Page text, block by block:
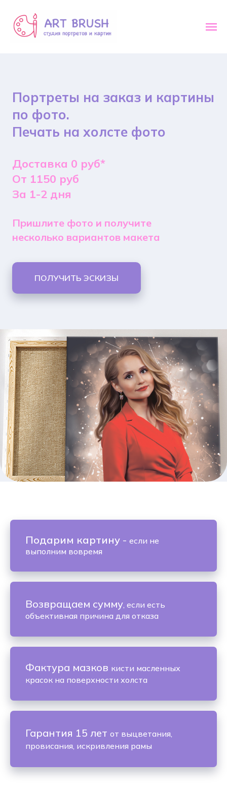
Портреты на заказ и картины
по фото.
Печать на холсте фото
Доставка 0 руб*
От 1150 руб
За 1-2 дня
Пришлите фото и получите
несколько вариантов макета
ПОЛУЧИТЬ ЭСКИЗЫ
Подарим картину - если не
выполним вовремя
Возвращаем сумму, если есть
объективная причина для отказа
Фактура мазков кисти масленных
красок на поверхности холста
Гарантия 15 лет от выцветания,
провисания, искривления рамы